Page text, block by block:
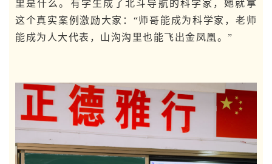
里是什么。有学生成了北斗导航的科学家，她就拿
这个真实案例激励大家：“师哥能成为科学家，老师
能成为人大代表，山沟沟里也能飞出金凤凰。”